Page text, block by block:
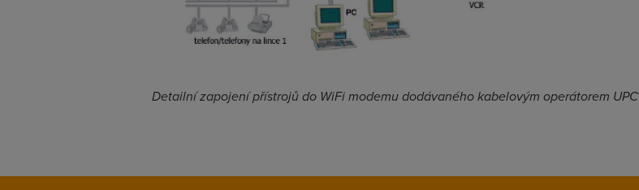
Detailní zapojení přístrojů do WiFi modemu dodávaného kabelovým operátorem UPC